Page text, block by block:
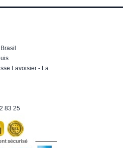
Lavoisier - La
83 25